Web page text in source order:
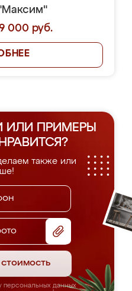
000 руб.
ИЛИ ПРИМЕРЫ
также или
персональных данных